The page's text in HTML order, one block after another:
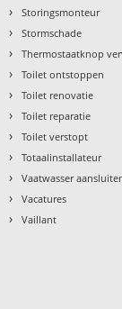
› Storingsmonteur
› Stormschade
› Thermostaatknop
› Toilet ontstoppen
› Toilet renovatie
› Toilet reparatie
› Toilet verstopt
› Totaalinstallateur
› Vaatwasser
› Vacatures
› Vaillant